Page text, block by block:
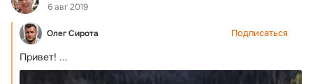
6 авг 2019
Олег Сирота Подписаться
Привет! ...